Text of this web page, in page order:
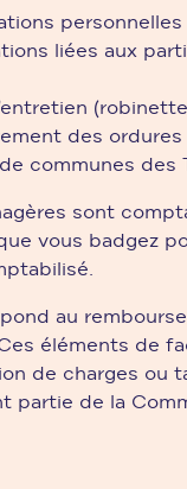
liées aux
des
communes des
sont
vous badgez
au
éléments de
de charges ou
partie de la